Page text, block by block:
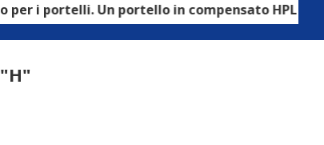
Un portello in compensato HPL può
"H"